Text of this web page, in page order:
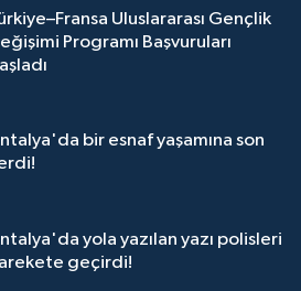
Uluslararası Gençlik
Programı Başvuruları
bir esnaf yaşamına son
yola yazılan yazı polisleri
geçirdi!